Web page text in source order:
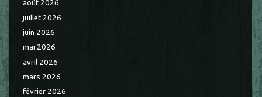
août 2026
juillet 2026
juin 2026
mai 2026
avril 2026
mars 2026
février 2026